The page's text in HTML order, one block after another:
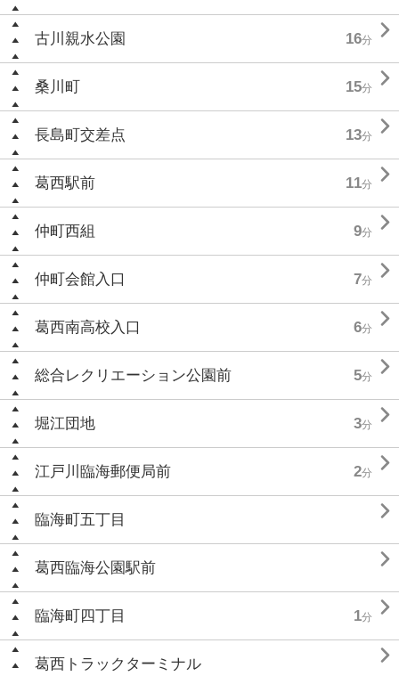
古川親水公園 16分 
桑川町 15分 
長島町交差点 13分 
葛西駅前 11分 
仲町西組 9分 
仲町会館入口 7分 
葛西南高校入口 6分 
総合レクリエーション公園前 5分 
堀江団地 3分 
江戸川臨海郵便局前 2分 
臨海町五丁目 
葛西臨海公園駅前 
臨海町四丁目 1分 
葛西トラックターミナル 